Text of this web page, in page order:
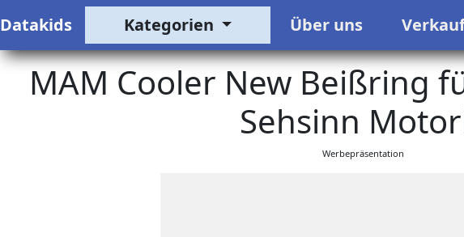
Datakids Kategorien Über uns
MAM Cooler New Beißring
Sehsinn
Werbepräsentation